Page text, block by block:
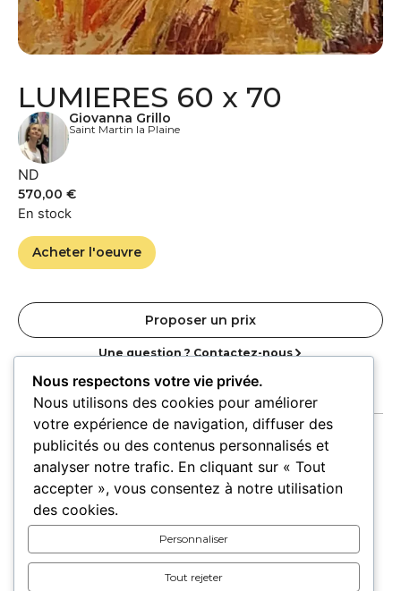
LUMIERES 60 x 70
Giovanna Grillo
Saint Martin la Plaine
ND
570,00 €
En stock
Acheter l'oeuvre
Proposer un prix
Une question ? Contactez-nous
Accueil Oeuvres Artistes Lieux
Expositions
Pour les lieux Pour les artistes
Nous respectons votre vie privée.
Nous utilisons des cookies pour améliorer
votre expérience de navigation, diffuser des
publicités ou des contenus personnalisés et
analyser notre trafic. En cliquant sur « Tout
accepter », vous consentez à notre utilisation
des cookies.
Personnaliser
Tout rejeter